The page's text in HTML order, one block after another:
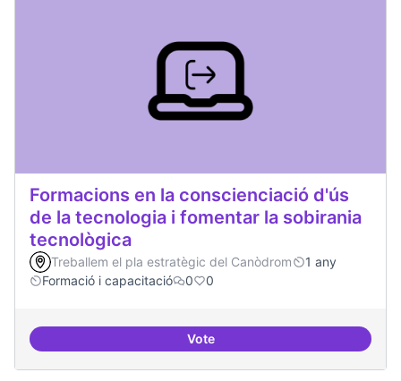
Formacions en la conscienciació d'ús
de la tecnologia i fomentar la sobirania
tecnològica
Treballem el pla estratègic del Canòdrom
1 any
Formació i capacitació
0 0
VoteFormacions en la